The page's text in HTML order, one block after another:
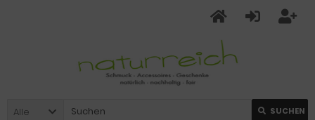
Alle SUCHEN